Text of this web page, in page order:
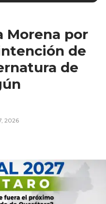
Morena por
de
de
2026